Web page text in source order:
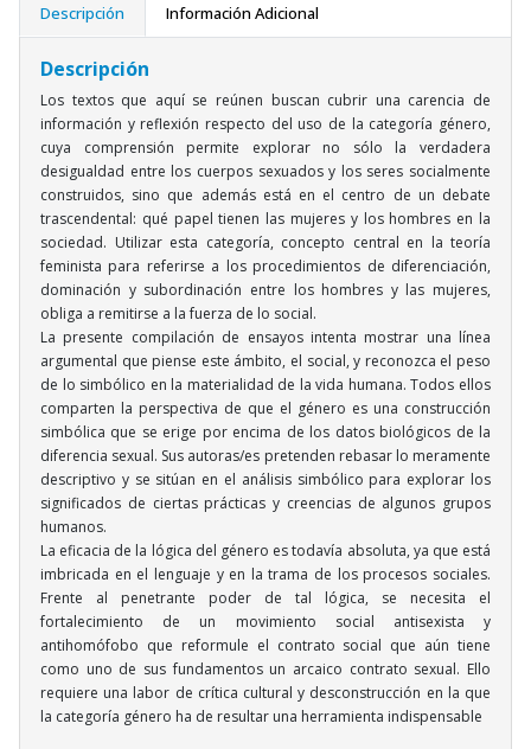
Descripción Información Adicional
Descripción
Los textos que aquí se reúnen buscan cubrir una carencia de
información y reflexión respecto del uso de la categoría género,
cuya comprensión permite explorar no sólo la verdadera
desigualdad entre los cuerpos sexuados y los seres socialmente
construidos, sino que además está en el centro de un debate
trascendental: qué papel tienen las mujeres y los hombres en la
sociedad. Utilizar esta categoría, concepto central en la teoría
feminista para referirse a los procedimientos de diferenciación,
dominación y subordinación entre los hombres y las mujeres,
obliga a remitirse a la fuerza de lo social.
La presente compilación de ensayos intenta mostrar una línea
argumental que piense este ámbito, el social, y reconozca el peso
de lo simbólico en la materialidad de la vida humana. Todos ellos
comparten la perspectiva de que el género es una construcción
simbólica que se erige por encima de los datos biológicos de la
diferencia sexual. Sus autoras/es pretenden rebasar lo meramente
descriptivo y se sitúan en el análisis simbólico para explorar los
significados de ciertas prácticas y creencias de algunos grupos
humanos.
La eficacia de la lógica del género es todavía absoluta, ya que está
imbricada en el lenguaje y en la trama de los procesos sociales.
Frente al penetrante poder de tal lógica, se necesita el
fortalecimiento de un movimiento social antisexista y
antihomófobo que reformule el contrato social que aún tiene
como uno de sus fundamentos un arcaico contrato sexual. Ello
requiere una labor de crítica cultural y desconstrucción en la que
la categoría género ha de resultar una herramienta indispensable